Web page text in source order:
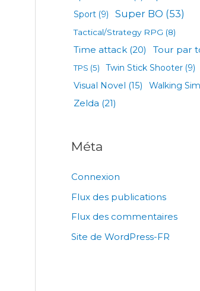
Sport(9) Super BO (53)
Tactical/Strategy RPG (8)
Time attack(20) Tour par
TPS (5) Twin Stick Shooter (9)
Visual Novel (15) Walking
Zelda (21)
Méta
Connexion
Flux des publications
Flux des commentaires
Site de WordPress-FR